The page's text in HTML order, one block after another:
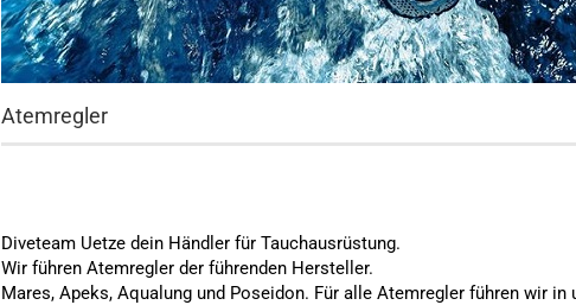
Atemregler
Diveteam Uetze dein Händler für Tauchausrüstung.
Wir führen Atemregler der führenden Hersteller.
Mares, Apeks, Aqualung und Poseidon. Für alle Atemregler führen wir